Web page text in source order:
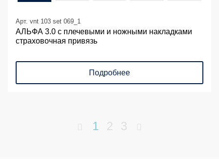
Арт. vnt 103 set 069_1
АЛЬФА 3.0 с плечевыми и ножными накладками
страховочная привязь
Подробнее
1 2 3